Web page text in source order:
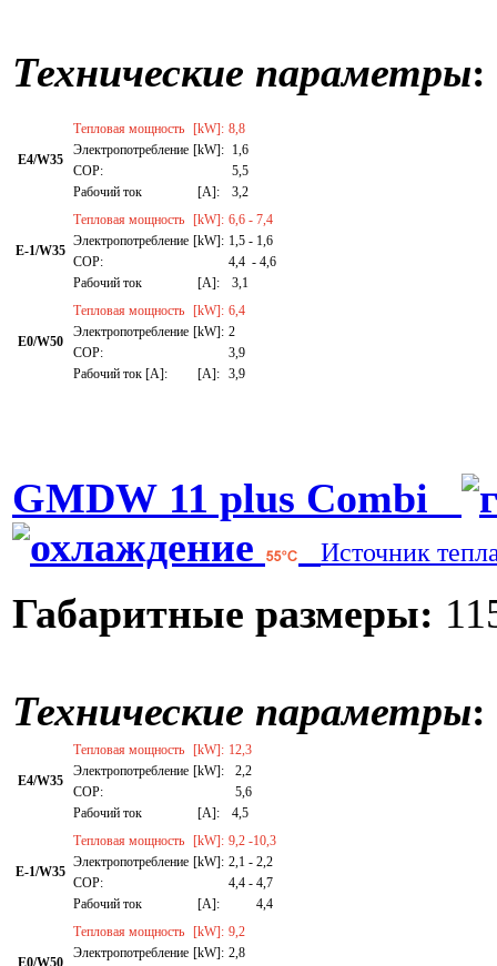
Технические параметры:
E4/W35
Тепловая мощность [kW]: 8,8
Электропотребление [kW]: 1,6
СОР:
5,5
Рабочий ток
[A]: 3,2
E-1/W35
Тепловая мощность [kW]: 6,6 - 7,4
Электропотребление [kW]: 1,5 - 1,6
СОР:
4,4 - 4,6
Рабочий ток
[A]: 3,1
E0/W50
Тепловая мощность [kW]: 6,4
Электропотребление [kW]: 2
СОР:
3,9
Рабочий ток [A]:
[A]: 3,9
GMDW 11 plus Combi
Источник
Габаритные размеры:
Технические параметры:
E4/W35
Тепловая мощность [kW]: 12,3
Электропотребление [kW]:
2,2
СОР:
5,6
Рабочий ток
[A]: 4,5
E-1/W35
Тепловая мощность [kW]: 9,2 -10,3
Электропотребление [kW]: 2,1 - 2,2
СОР:
4,4 - 4,7
Рабочий ток
[A]: 4,4
Тепловая мощность [kW]: 9,2
Электропотребление [kW]: 2,8